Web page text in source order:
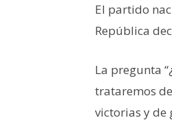
El partido
República
La pregunta
trataremos
victorias y de